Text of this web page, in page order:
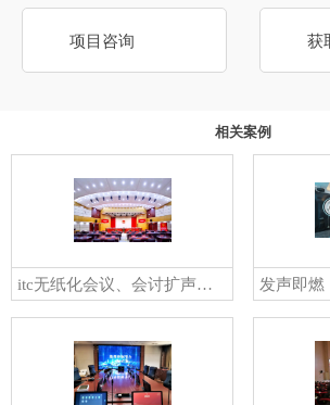
项目咨询 获
相关案例
itc无纸化会议、会讨扩声等系统应用于江苏某市人大常委会机关，赋能打造“指尖”履职新模式！